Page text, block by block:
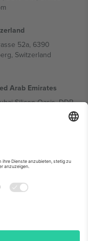
52a, 6390
Switzerland
Arab Emirates
Silicon Oasis, DDP
A1, Office 302, Dubai,
kann je nach
im